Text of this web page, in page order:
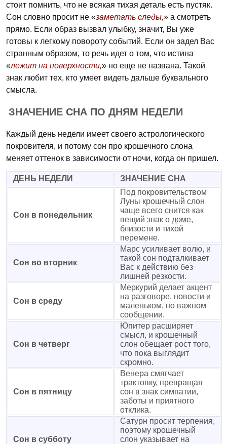
стоит помнить, что не всякая тихая деталь есть пустяк.
Сон словно просит не «заметать следы,» а смотреть
прямо. Если образ вызвал улыбку, значит, Вы уже
готовы к легкому повороту событий. Если он задел Вас
странным образом, то речь идет о том, что истина
«лежит на поверхности,» но еще не названа. Такой
знак любит тех, кто умеет видеть дальше буквального
смысла.
ЗНАЧЕНИЕ СНА ПО ДНЯМ НЕДЕЛИ
Каждый день недели имеет своего астрологического
покровителя, и потому сон про крошечного слона
меняет оттенок в зависимости от ночи, когда он пришел.
ДЕНЬ НЕДЕЛИ ЗНАЧЕНИЕ СНА
Сон в понедельник
Под покровительством
Луны крошечный слон
чаще всего снится как
вещий знак о доме,
близости и тихой
перемене.
Сон во вторник
Марс усиливает волю, и
такой сон подталкивает
Вас к действию без
лишней резкости.
Сон в среду
Меркурий делает акцент
на разговоре, новости и
маленьком, но важном
сообщении.
Сон в четверг
Юпитер расширяет
смысл, и крошечный
слон обещает рост того,
что пока выглядит
скромно.
Сон в пятницу
Венера смягчает
трактовку, превращая
сон в знак симпатии,
заботы и приятного
отклика.
Сон в субботу
Сатурн просит терпения,
поэтому крошечный
слон указывает на